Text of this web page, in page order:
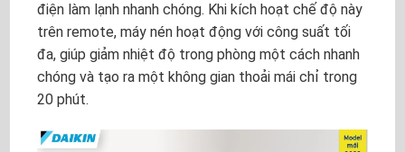
điện làm lạnh nhanh chóng. Khi kích hoạt chế độ này
trên remote, máy nén hoạt động với công suất tối
đa, giúp giảm nhiệt độ trong phòng một cách nhanh
chóng và tạo ra một không gian thoải mái chỉ trong
20 phút.